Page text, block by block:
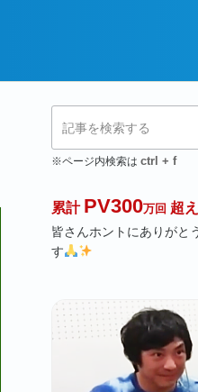
※ページ内検索は ctrl + f
累計 PV300万回 超
皆さんホントにありがと
す